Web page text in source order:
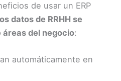
de usar un ERP
datos de RRHH se
del negocio:
automáticamente en